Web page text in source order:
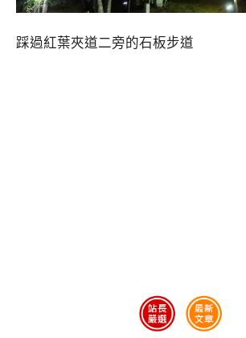
踩過紅葉夾道二旁的石板步道